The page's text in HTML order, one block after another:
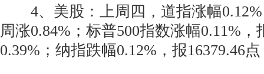
4、美股：上周四，道指涨幅0.12%
周涨0.84%；标普500指数涨幅0.11%，
0.39%；纳指跌幅0.12%，报16379.46